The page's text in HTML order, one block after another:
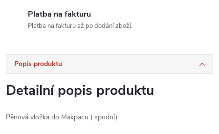
Platba na fakturu
Platba na fakturu až po dodání zboží.
Popis produktu
Detailní popis produktu
Pěnová vložka do Makpacu ( spodní)